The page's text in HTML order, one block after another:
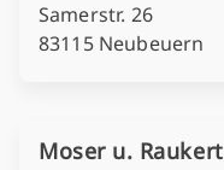
Samerstr. 26
83115 Neubeuern
Moser u. Raukert